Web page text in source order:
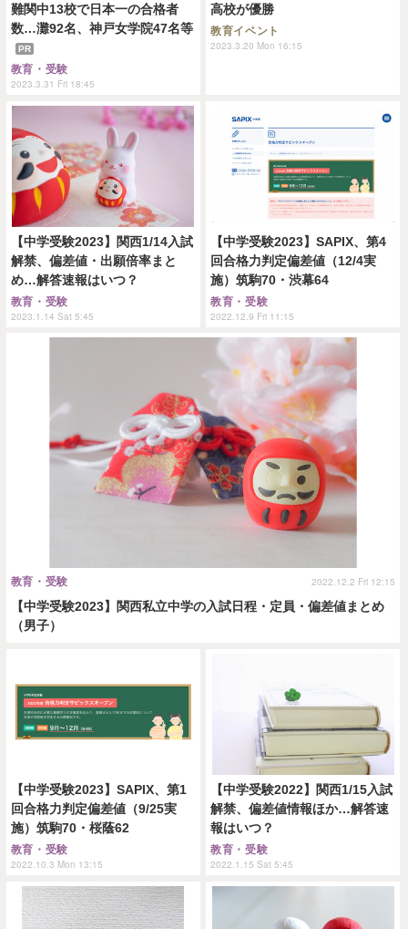
難関中13校で日本一の合格者
数…灘92名、神戸女学院47名等
PR
教育・受験
2023.3.31 Fri 18:45
高校が優勝
教育イベント
2023.3.20 Mon 16:15
【中学受験2023】関西1/14入試
解禁、偏差値・出願倍率まと
め…解答速報はいつ？
教育・受験
2023.1.14 Sat 5:45
【中学受験2023】SAPIX、第4
回合格力判定偏差値（12/4実
施）筑駒70・渋幕64
教育・受験
2022.12.9 Fri 11:15
【中学受験2023】関西私立中学の入試日程・定員・偏差値まとめ
（男子）
教育・受験 2022.12.2 Fri 12:15
【中学受験2023】SAPIX、第1
回合格力判定偏差値（9/25実
施）筑駒70・桜蔭62
教育・受験
2022.10.3 Mon 13:15
【中学受験2022】関西1/15入試
解禁、偏差値情報ほか…解答速
報はいつ？
教育・受験
2022.1.15 Sat 5:45